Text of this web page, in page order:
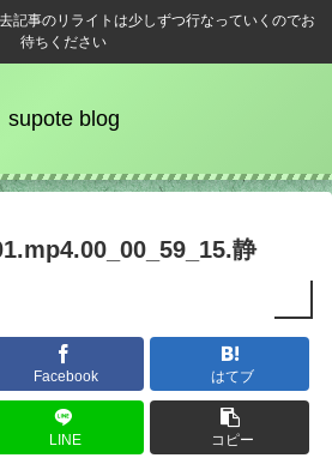
記事のリライトは少しずつ行なっていくのでお
待ちください
supote blog
静
Facebook はてブ
LINE コピー